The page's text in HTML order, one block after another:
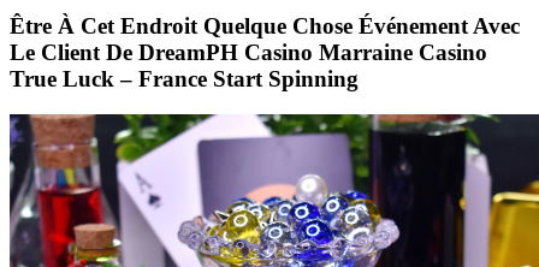
Être À Cet Endroit Quelque Chose Événement Avec
Le Client De DreamPH Casino Marraine Casino
True Luck – France Start Spinning